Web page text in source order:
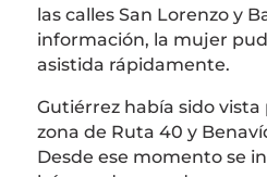
las calles San Lorenzo y
información, la mujer
asistida rápidamente.
Gutiérrez había sido
zona de Ruta 40 y
Desde ese momento se